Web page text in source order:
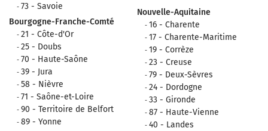
73 - Savoie
Bourgogne-Franche-Comté
21 - Côte-d'Or
25 - Doubs
70 - Haute-Saône
39 - Jura
58 - Nièvre
71 - Saône-et-Loire
90 - Territoire de Belfort
89 - Yonne
Nouvelle-Aquitaine
16 - Charente
17 - Charente-Maritime
19 - Corrèze
23 - Creuse
79 - Deux-Sèvres
24 - Dordogne
33 - Gironde
87 - Haute-Vienne
40 - Landes